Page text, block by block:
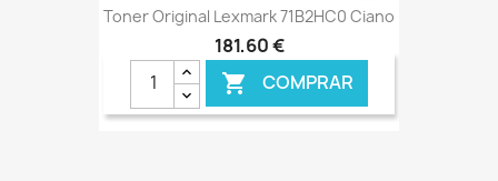
Toner Original Lexmark 71B2HC0 Ciano
181,60 €
 COMPRAR